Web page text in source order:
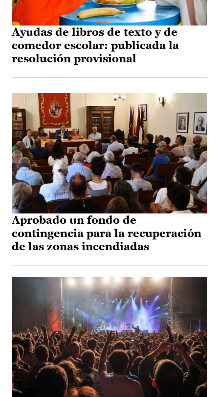
Ayudas de libros de texto y de
comedor escolar: publicada la
resolución provisional
Aprobado un fondo de
contingencia para la recuperación
de las zonas incendiadas